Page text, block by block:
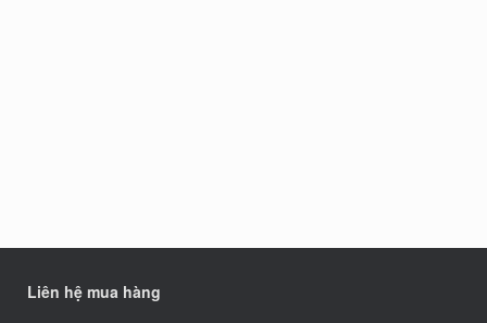
Liên hệ mua hàng